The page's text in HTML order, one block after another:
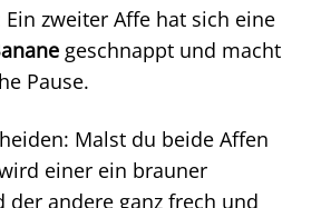
Ein zweiter Affe hat sich eine
geschnappt und macht
Pause.
Malst du beide Affen
einer ein brauner
der andere ganz frech und